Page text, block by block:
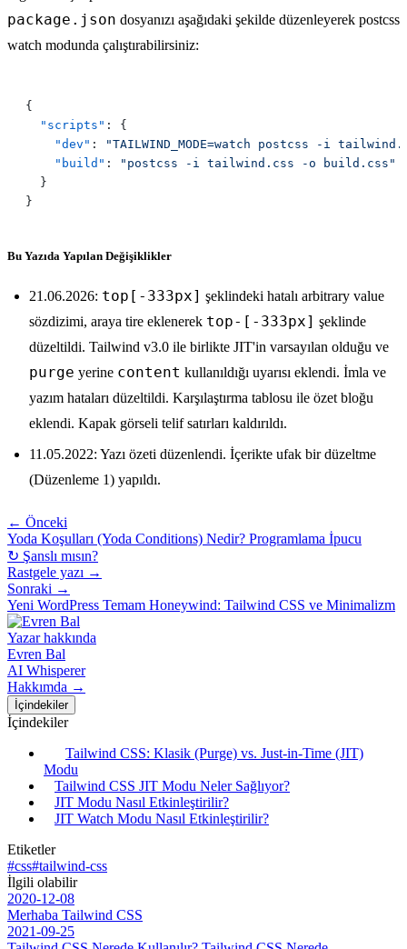
package.json dosyanızı aşağıdaki şekilde düzenleyerek postcss
watch modunda çalıştırabilirsiniz:
  "scripts"
    "dev"
:
"TAILWIND_MODE=watch postcss -i
    "build"
:
Bu Yazıda Yapılan Değişiklikler
21.06.2026: top[-333px] şeklindeki hatalı arbitrary value
sözdizimi, araya tire eklenerek top-[-333px] şeklinde
düzeltildi. Tailwind v3.0 ile birlikte JIT'in varsayılan olduğu ve
purge yerine content kullanıldığı uyarısı eklendi. İmla ve
yazım hataları düzeltildi. Karşılaştırma tablosu ile özet bloğu
eklendi. Kapak görseli telif satırları kaldırıldı.
11.05.2022: Yazı özeti düzenlendi. İçerikte ufak bir düzeltme
(Düzenleme 1) yapıldı.
← Önceki
Yoda Koşulları (Yoda Conditions) Nedir? Programlama İpucu
↻ Şanslı mısın?
Rastgele yazı →
Sonraki →
Yeni WordPress Temam Honeywind: Tailwind CSS ve Minimalizm
Yazar hakkında
Evren Bal
AI Whisperer
Hakkımda →
İçindekiler
İçindekiler
Tailwind CSS: Klasik (Purge) vs. Just-in-Time (JIT)
Modu
Tailwind CSS JIT Modu Neler Sağlıyor?
JIT Modu Nasıl Etkinleştirilir?
JIT Watch Modu Nasıl Etkinleştirilir?
Etiketler
#css#tailwind-css
İlgili olabilir
2020-12-08
Merhaba Tailwind CSS
2021-09-25